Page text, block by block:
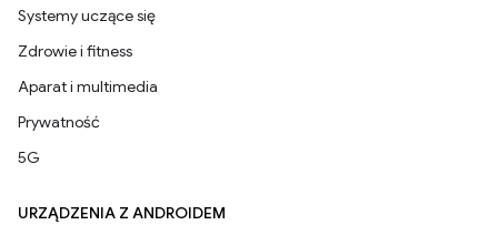
Systemy uczące się
Zdrowie i fitness
Aparat i multimedia
Prywatność
5G
URZĄDZENIA Z ANDROIDEM